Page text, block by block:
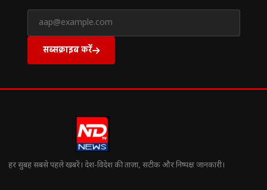
सब्सक्राइब करें
हर सुबह सबसे पहले खबरें। देश-विदेश की ताज़ा, सटीक और निष्पक्ष जानकारी।